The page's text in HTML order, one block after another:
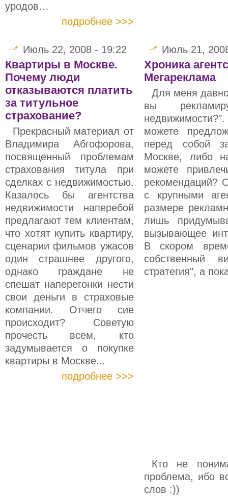
уродов…
подробнее >>>
Июль 22, 2008 - 19:22
Квартиры в Москве.
Почему люди
отказываются платить
за титульное
страхование?
Прекрасный материал от
Владимира Абгофорова,
посвященный проблемам
страхования титула при
сделках с недвижимостью.
Казалось бы агентства
недвижимости наперебой
предлагают тем клиентам,
что хотят купить квартиру,
сценарии фильмов ужасов
один страшнее другого,
однако граждане не
спешат наперегонки нести
свои деньги в страховые
компании. Отчего сие
происходит? Советую
прочесть всем, кто
задумывается о покупке
квартиры в Москве...
подробнее >>>
Июль 21,
Хроника
Мегареклама
Для меня
вы
можете
перед собой
Москве, либо
можете
рекомендаций?
с крупными
размере
лишь
вызывающее
В скором
собственный
стратегия", а
Кто не
проблема, ибо
слов :))